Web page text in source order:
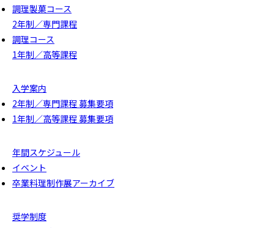
調理製菓コース
2年制／専門課程
調理コース
1年制／高等課程
入学案内
2年制／専門課程 募集要項
1年制／高等課程 募集要項
年間スケジュール
イベント
卒業料理制作展アーカイブ
奨学制度